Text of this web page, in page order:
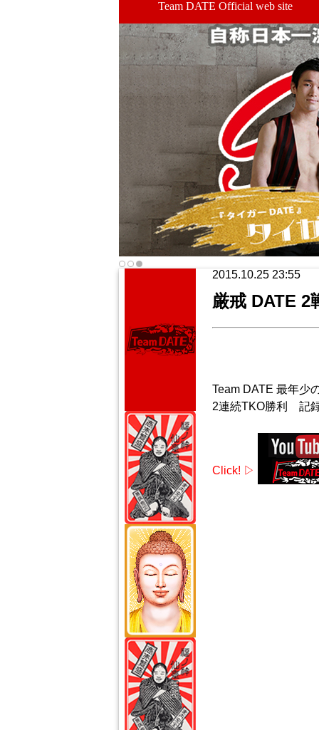
Team DATE Official web site
2015.10.25 23:55
厳戒 DATE 2
Team DATE 最年少
2連続TKO勝利 記
Click! ▷